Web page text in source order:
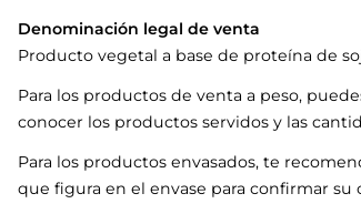
Denominación legal de venta
Producto vegetal a base de proteína de
Para los productos de venta a peso,
conocer los productos servidos y las
Para los productos envasados, te
que figura en el envase para confirmar